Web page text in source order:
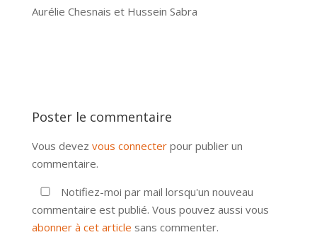
Aurélie Chesnais et Hussein Sabra
Poster le commentaire
Vous devez vous connecterpour publier un
commentaire.
Notifiez-moi par mail lorsqu'un nouveau
commentaire est publié. Vous pouvez aussi vous
abonner à cet article sans commenter.